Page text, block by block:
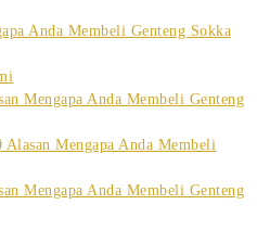
Anda Membeli Genteng Sokka
Mengapa Anda Membeli Genteng
Alasan Mengapa Anda Membeli
Mengapa Anda Membeli Genteng